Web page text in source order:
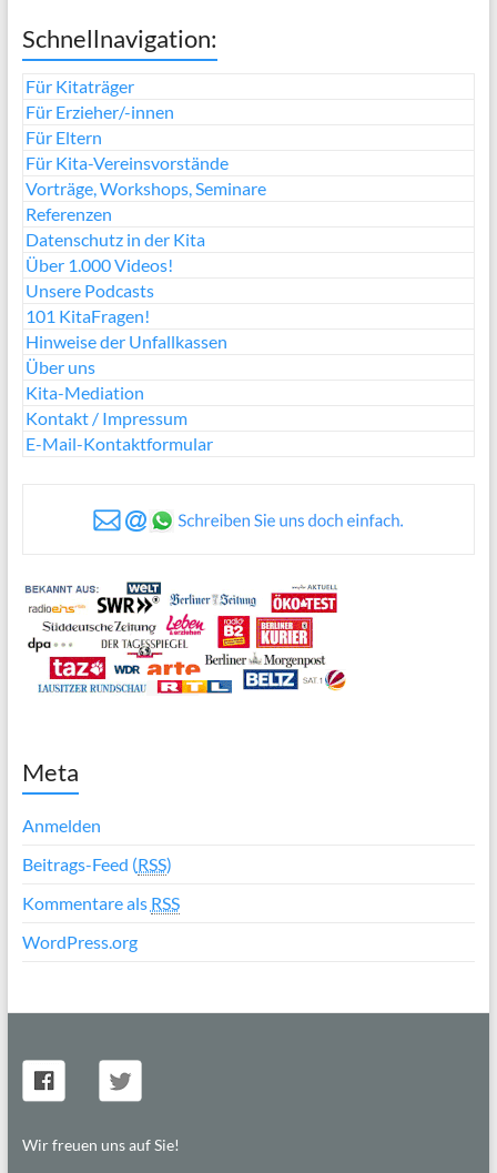
Schnellnavigation:
Für Kitaträger
Für Erzieher/-innen
Für Eltern
Für Kita-Vereinsvorstände
Vorträge, Workshops, Seminare
Referenzen
Datenschutz in der Kita
Über 1.000 Videos!
Unsere Podcasts
101 KitaFragen!
Hinweise der Unfallkassen
Über uns
Kita-Mediation
Kontakt / Impressum
E-Mail-Kontaktformular
Meta
Anmelden
Beitrags-Feed (RSS)
Kommentare als RSS
WordPress.org
Wir freuen uns auf Sie!